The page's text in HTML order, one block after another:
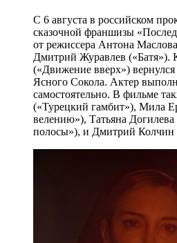
С 6 августа в российском
сказочной франшизы
от режиссера Антона
Дмитрий Журавлев («Батя»).
(«Движение вверх»)
Ясного Сокола. Актер
самостоятельно. В фильме
(«Турецкий гамбит»), Мила
велению»), Татьяна
полосы»), и Дмитрий Колчин